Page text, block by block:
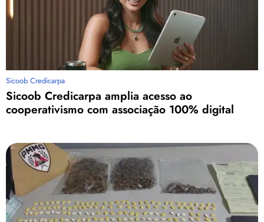
Sicoob Credicarpa
Sicoob Credicarpa amplia acesso ao
cooperativismo com associação 100% digital